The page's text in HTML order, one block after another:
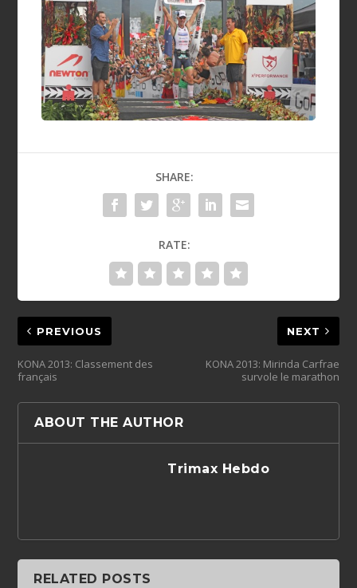
SHARE:
RATE:
PREVIOUS
KONA 2013: Classement des
français
NEXT
KONA 2013: Mirinda Carfrae
survole le marathon
ABOUT THE AUTHOR
Trimax Hebdo
RELATED POSTS